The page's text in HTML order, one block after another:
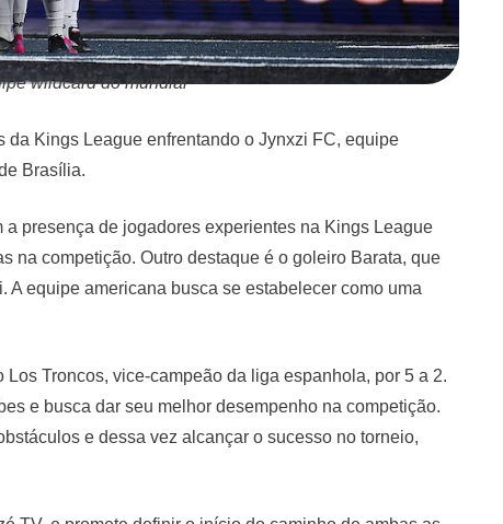
wildcard do mundial
Kings League enfrentando o Jynxzi FC, equipe
Brasília.
presença de jogadores experientes na Kings League
na competição. Outro destaque é o goleiro Barata, que
equipe americana busca se estabelecer como uma
Troncos, vice-campeão da liga espanhola, por 5 a 2.
e busca dar seu melhor desempenho na competição.
e dessa vez alcançar o sucesso no torneio,